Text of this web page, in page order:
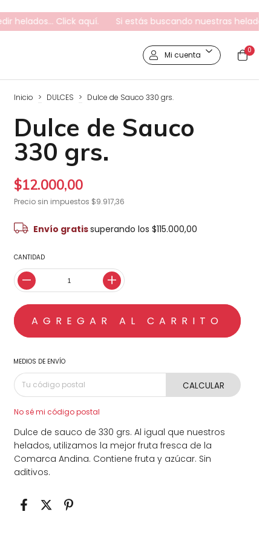
Click aquí. Si estás buscando nuestras heladerías,
Mi cuenta 0
Inicio > DULCES > Dulce de Sauco 330 grs.
Dulce de Sauco
330 grs.
$12.000,00
Precio sin impuestos $9.917,36
Envío gratissuperando los $115.000,00
CANTIDAD
MEDIOS DE ENVÍO
CALCULAR
No sé mi código postal
Dulce de sauco de 330 grs. Al igual que nuestros
helados, utilizamos la mejor fruta fresca de la
Comarca Andina. Contiene fruta y azúcar. Sin
aditivos.